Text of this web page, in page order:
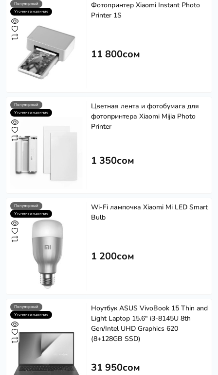
Популярный
Уточните наличие
Фотопринтер Xiaomi Instant Photo
Printer 1S
11 800сом
Популярный
Уточните наличие
Цветная лента и фотобумага для
фотопринтера Xiaomi Mijia Photo
Printer
1 350сом
Популярный
Уточните наличие
Wi-Fi лампочка Xiaomi Mi LED Smart
Bulb
1 200сом
Популярный
Уточните наличие
Ноутбук ASUS VivoBook 15 Thin and
Light Laptop 15.6" i3-8145U 8th
Gen/Intel UHD Graphics 620
(8+128GB SSD)
31 950сом